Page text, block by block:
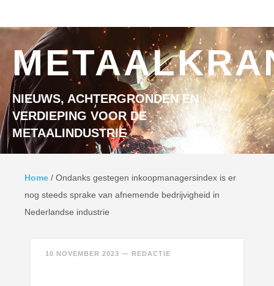
NIEUWS, ACHTERGRONDEN EN
VERDIEPING VOOR DE
METAALINDUSTRIE
Home / Ondanks gestegen inkoopmanagersindex is er
nog steeds sprake van afnemende bedrijvigheid in
Nederlandse industrie
10 NOVEMBER 2023 — REDACTIE